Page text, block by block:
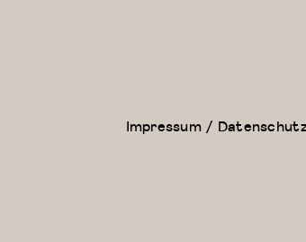
Anfänger
Impressum /